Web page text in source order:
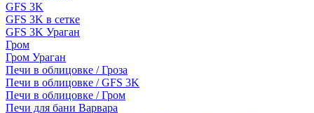
GFS 3K
GFS 3K в сетке
GFS 3K Ураган
Гром
Гром Ураган
Печи в облицовке / Гроза
Печи в облицовке / GFS 3K
Печи в облицовке / Гром
Печи для бани Варвара